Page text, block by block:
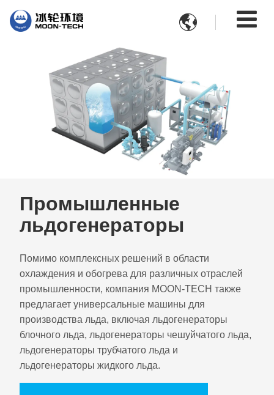

Промышленные
льдогенераторы
Помимо комплексных решений в области
охлаждения и обогрева для различных отраслей
промышленности, компания MOON-TECH также
предлагает универсальные машины для
производства льда, включая льдогенераторы
блочного льда, льдогенераторы чешуйчатого льда,
льдогенераторы трубчатого льда и
льдогенераторы жидкого льда.